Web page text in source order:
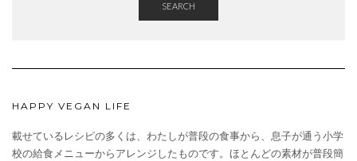
SEARCH
HAPPY VEGAN LIFE
載せているレシピの多くは、わたしが普段の食事から、息子が通う小学
校の給食メニューからアレンジしたものです。ほとんどの素材が普段簡